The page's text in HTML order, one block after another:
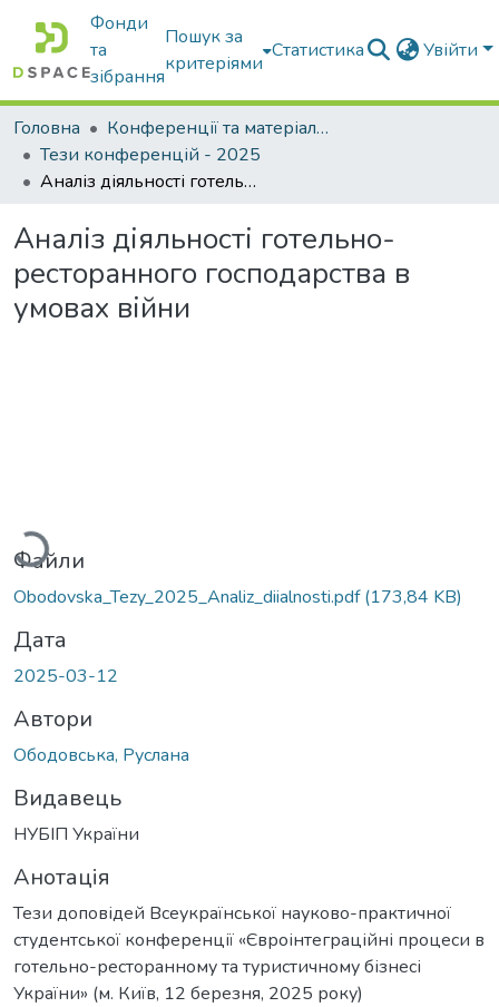
Фонди
та
зібрання
Пошук за
критеріями
Статистика Увійти
Головна
Конференції та матеріали конференцій
Тези конференцій - 2025
Аналіз діяльності готельно-ресторанного господарства в умовах війни
Аналіз діяльності готельно-
ресторанного господарства в
умовах війни
Файли
Obodovska_Tezy_2025_Analiz_diialnosti.pdf(173,84 KB)
Дата
2025-03-12
Автори
Ободовська, Руслана
Видавець
НУБІП України
Анотація
Тези доповідей Всеукраїнської науково-практичної
студентської конференції «Євроінтеграційні процеси в
готельно-ресторанному та туристичному бізнесі
України» (м. Київ, 12 березня, 2025 року)